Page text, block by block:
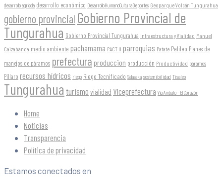
desarrollo agrícola desarrollo económico DesarrolloHumanoCulturaDeportes Geoparque Volcán Tungurahua
gobierno provincial Gobierno Provincial de
Tungurahua Gobierno Provincial Tungurahua Infraestructura y Vialidad Manuel
Caizabanda medio ambiente pachamama PACT II parroquias Patate Pelileo Planes de
manejos de páramos prefectura produccion producción Productividad páramos
Píllaro recursos hídricos riego Riego Tecnificado Salasaka sostenibilidad Tisaleo
Tungurahua turismo vialidad Viceprefectura Vía Ambato - El Corazón
Home
Noticias
Transparencia
Política de privacidad
Estamos conectados en